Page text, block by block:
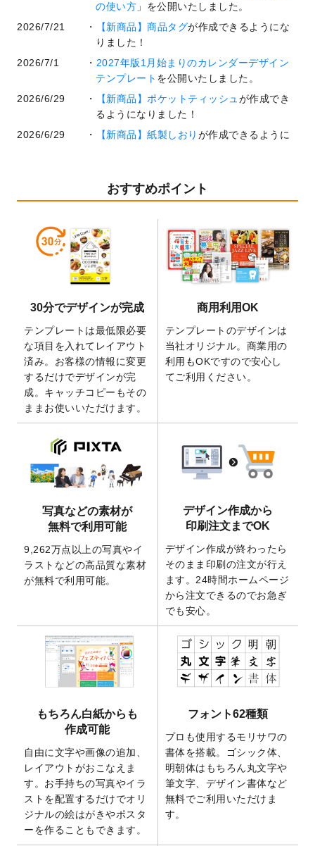
の使い方 」を公開いたしました。
2026/7/21
【新商品】商品タグが作成できるようにな
りました！
2026/7/1
2027年版1月始まりのカレンダーデザイン
テンプレート を公開いたしました。
2026/6/29
【新商品】ポケットティッシュが作成でき
るようになりました！
2026/6/29
【新商品】紙製しおり が作成できるように
業効率を上げる便利な操作方法3選！
開いたしました。
暑中見舞いのデザインテンプレート
しました。
2026/5/28
【新商品】マグネットステッカーが作成で
きるようになりました！
の全4ステップを解説！」を公開いたしまし
た。
2026/4/23
コラム「 画像の配置・差し替え・トリミン
グ」「テンプレート間でパーツを流用する
方法」を公開いたしました。
2026/4/21
アクリルキーホルダーのデザインテンプレ
ート を追加いたしました。
りました！
2025/12/22
【新商品】アクリルキーホルダーが作成で
きるようになりました！
2025/12/22
2026年版4月始まりのカレンダーデザイン
テンプレート
を公開いたしました。
開いたしました。
2025/9/30
【新商品】クリアファイルバッグ が作成で
きるようになりました！
2026年午年の年賀状デザインテンプレート
を公開いたしました。
2025/9/10
喪中はがき・寒中見舞いのデザインテンプ
レートを公開いたしました。
2025/8/1
9,160万点以上の写真やイラスト素材が無料
2025/7/30
キャンバスプリントのデザインテンプレー
トを追加いたしました。
2025/6/30
暑中見舞いのデザインテンプレートを追加
しました。
2025/6/27
キャンバスプリントのデザインテンプレー
トを追加いたしました。
2025/6/24
2026年版1月始まりのカレンダーデザイン
テンプレートを公開いたしました。
おすすめポイント
30分でデザインが完成
テンプレートは最低限必要
な項目を入れてレイアウト
済み。お客様の情報に変更
するだけでデザインが完
成。キャッチコピーもその
ままお使いいただけます。
商用利用OK
テンプレートのデザインは
当社オリジナル。商業用の
利用もOKですので安心し
てご利用ください。
写真などの素材が
無料で利用可能
9,262万点以上の写真やイ
ラストなどの高品質な素材
が無料で利用可能。
デザイン作成から
印刷注文までOK
デザイン作成が終わったら
そのまま印刷の注文が行え
ます。24時間ホームページ
から注文できるのでお急ぎ
でも安心。
もちろん白紙からも
作成可能
自由に文字や画像の追加、
レイアウトがおこなえま
す。お手持ちの写真やイラ
ストを配置するだけでオリ
ジナルの絵はがきやポスタ
ーを作ることもできます。
フォント62種類
プロも使用するモリサワの
書体を搭載。ゴシック体、
明朝体はもちろん丸文字や
筆文字、デザイン書体など
無料でご利用いただけま
す。